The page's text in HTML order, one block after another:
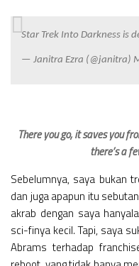
Games
Star Trek Into Darkness is
— Janitra Ezra (@janitra)
There you go, it saves you
there’s a
Sebelumnya, saya bukan
dan juga apapun itu
akrab dengan saya
sci-finya kecil. Tapi, saya
Abrams terhadap